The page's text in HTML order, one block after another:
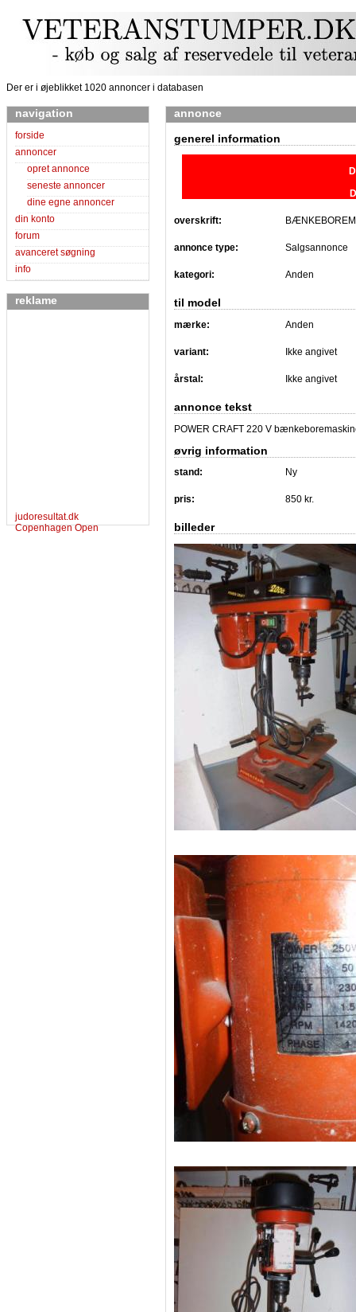
Der er i øjeblikket 1020 annoncer i databasen
navigation
forside
annoncer
opret annonce
seneste annoncer
dine egne annoncer
din konto
forum
avanceret søgning
info
reklame
judoresultat.dk
Copenhagen Open
annonce
generel information
overskrift:
annonce type: Salgsannonce
kategori: Anden
til model
mærke: Anden
variant: Ikke angivet
årstal: Ikke angivet
annonce tekst
POWER CRAFT 220 V
øvrig information
stand: Ny
pris: 850 kr.
billeder